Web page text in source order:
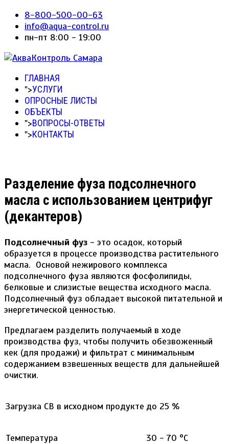
8-800-500-00-63
info@aqua-control.ru
пн-пт 8:00 - 19:00
ГЛАВНАЯ
">УСЛУГИ
ОПРОСНЫЕ ЛИСТЫ
ОБЪЕКТЫ
">ВОПРОСЫ-ОТВЕТЫ
">КОНТАКТЫ
Разделение фуза подсолнечного
масла с использованием центрифуг
(декантеров)
Подсолнечный фуз - это осадок, который
образуется в процессе производства растительного
масла. Основой нежирового комплекса
подсолнечного фуза являются фосфолипиды,
белковые и слизистые вещества исходного масла.
Подсолнечный фуз обладает высокой питательной и
энергетической ценностью.
Предлагаем разделить получаемый в ходе
производства фуз, чтобы получить обезвоженный
кек (для продажи) и фильтрат с минимальным
содержанием взвешенных веществ для дальнейшей
очистки.
Загрузка СВ в исходном продукте до 25 %
Температура 30 - 70 °С